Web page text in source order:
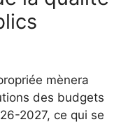
mènera
des budgets
2027, ce qui se